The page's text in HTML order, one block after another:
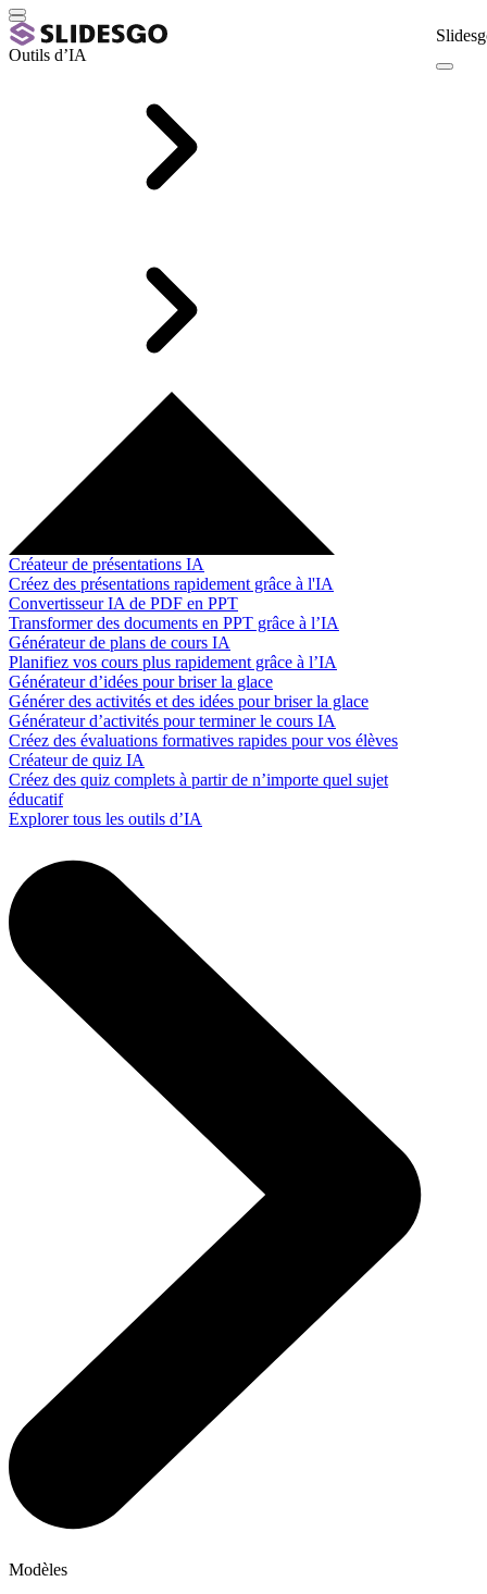
Outils d’IA
Créateur de présentations IA
Créez des présentations rapidement grâce à l'IA
Convertisseur IA de PDF en PPT
Transformer des documents en PPT grâce à l’IA
Générateur de plans de cours IA
Planifiez vos cours plus rapidement grâce à l’IA
Générateur d’idées pour briser la glace
Générer des activités et des idées pour briser la glace
Générateur d’activités pour terminer le cours IA
Créez des évaluations formatives rapides pour vos élèves
Créateur de quiz IA
Créez des quiz complets à partir de n’importe quel sujet
éducatif
Explorer tous les outils d’IA
Modèles